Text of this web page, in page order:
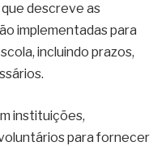
descreve as
implementadas para
incluindo prazos,
instituições,
para fornecer